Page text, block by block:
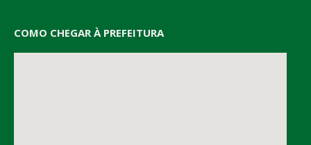
COMO CHEGAR À PREFEITURA